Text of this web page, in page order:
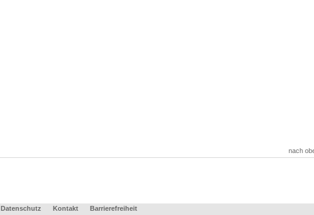
nach
Datenschutz Kontakt Barrierefreiheit